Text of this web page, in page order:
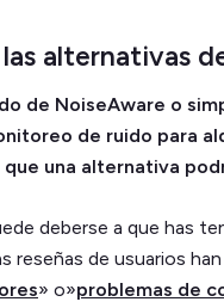
alternativas
de NoiseAware o
de ruido para
una alternativa
deberse a que has
reseñas de usuarios
» o»problemas de